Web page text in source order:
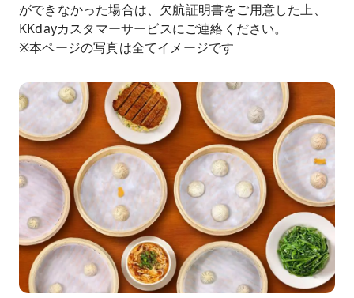
ができなかった場合は、欠航証明書をご用意した上、
KKdayカスタマーサービスにご連絡ください。
※本ページの写真は全てイメージです